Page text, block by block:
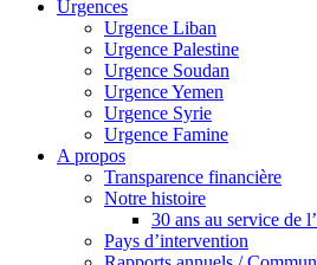
Urgences
Urgence Liban
Urgence Palestine
Urgence Soudan
Urgence Yemen
Urgence Syrie
Urgence Famine
A propos
Transparence financière
Notre histoire
30 ans au service de
Pays d’intervention